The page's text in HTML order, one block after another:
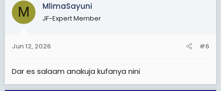
nikizungumza Kiswahili pengine, pengine sometimes
nazungumza kwa haraka pengine kuna mmoja
aliniambia, "ile facial expression yako ulionyesha
kwa utaratibu huo.
View attachment 3606014
Soma pia
M MlimaSayuni
JF-Expert Member
Jun 12, 2026 #6
Dar es salaam anakuja kufanya nini